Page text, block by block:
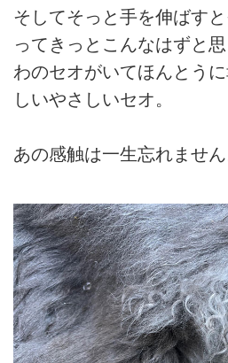
そしてそっと手を伸ばす
ってきっとこんなはずと
わのセオがいてほんとう
しいやさしいセオ。
あの感触は一生忘れません